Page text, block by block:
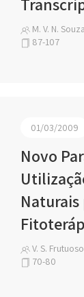
M. V. N.
87-107
01/03/2009
Novo
V. S.
70-80